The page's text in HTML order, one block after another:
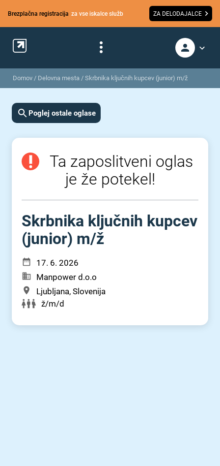
Brezplačna registracija za vse iskalce služb ZA DELODAJALCE
Domov / Delovna mesta / Skrbnika ključnih kupcev (junior) m/ž
Poglej ostale oglase
Ta zaposlitveni oglas
je že potekel!
Skrbnika ključnih kupcev
(junior) m⁠/⁠ž
17. 6. 2026
Manpower d.o.o
Ljubljana, Slovenija
ž/m/d